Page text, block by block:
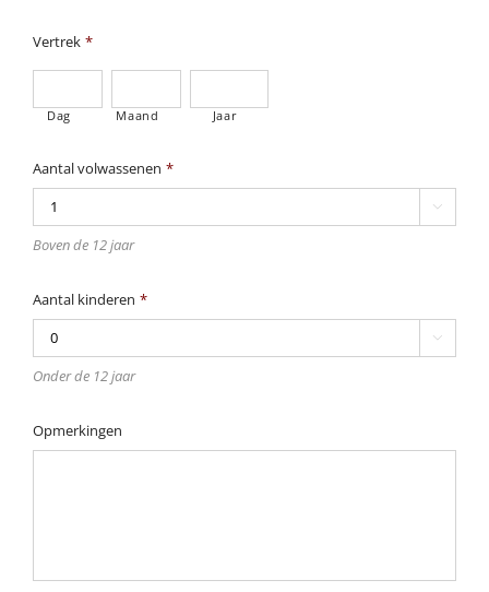
Vertrek *
Dag Maand Jaar
Aantal volwassenen *

Boven de 12 jaar
Aantal kinderen *

Onder de 12 jaar
Opmerkingen